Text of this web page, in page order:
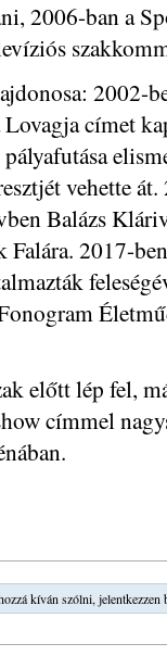
2006-ban a
2002-
címet
vehette
Balázs
2017-
előtt lép fel,
címmel
kíván szólni, jelentkezzen